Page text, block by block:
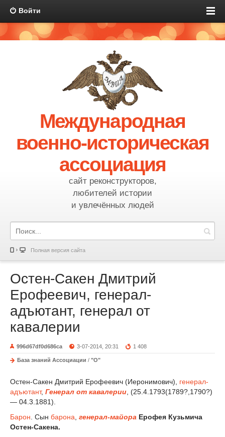
Войти
Международная
военно-историческая
ассоциация
сайт реконструкторов,
любителей истории
и увлечённых людей
Полная версия сайта
Остен-Сакен Дмитрий
Ерофеевич, генерал-
адъютант, генерал от
кавалерии
996d67df0d686ca 3-07-2014, 20:31 1 408
База знаний Ассоциации / "О"
Остен-Сакен Дмитрий Ерофеевич (Иеронимович), генерал-
адъютант, Генерал от кавалерии , (25.4.1793(1789?,1790?)
— 04.3.1881).
Барон . Сын барона генерал-майора Ерофея Кузьмича
Остен-Сакена.